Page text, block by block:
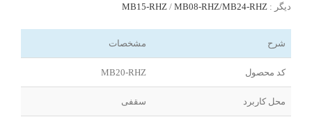
دیگر :
MB15-RHZ / MB08-RHZ/MB24-RHZ
شرح مشخصات
کد محصول MB20-RHZ
محل کاربرد سقفی